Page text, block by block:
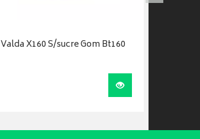
Valda X160 S/sucre Gom Bt160
Visualiser